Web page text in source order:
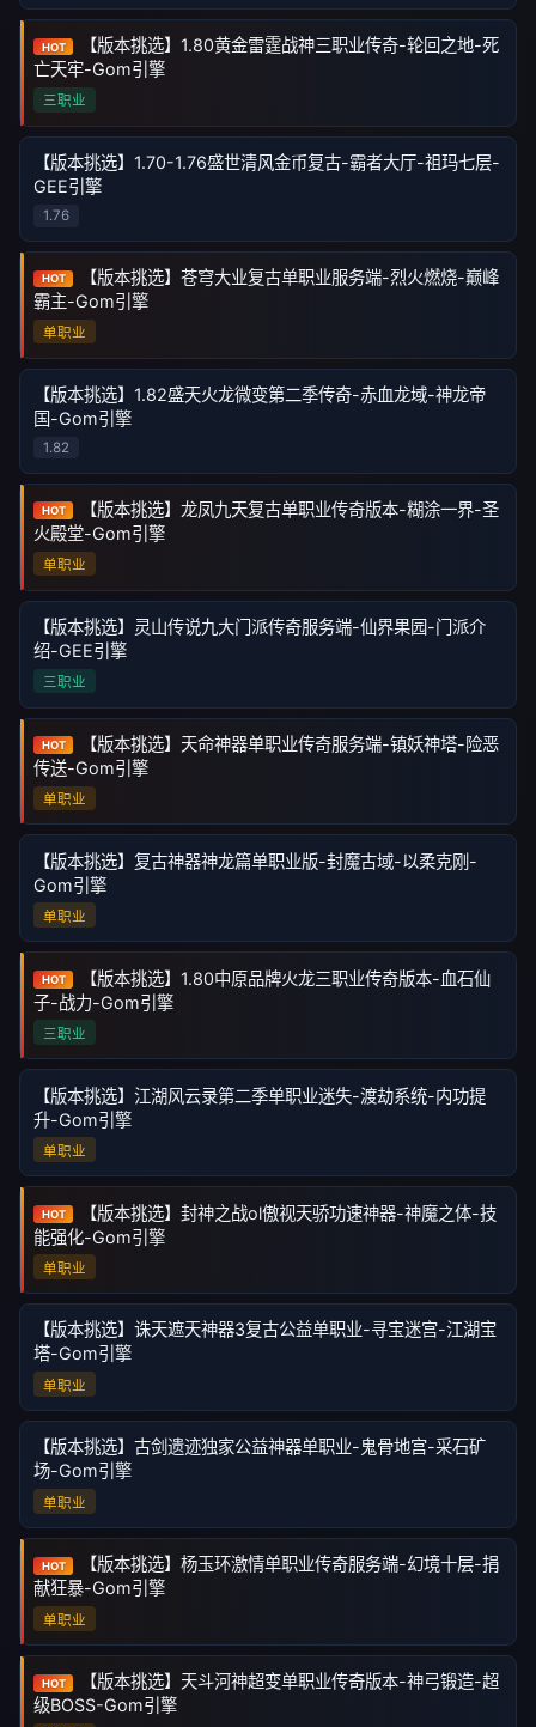
HOT
【版本挑选】1.80黄金雷霆战神三职业传奇-轮回之地-死
亡天牢-Gom引擎
三职业
【版本挑选】1.70-1.76盛世清风金币复古-霸者大厅-祖玛七层-
GEE引擎
1.76
HOT
【版本挑选】苍穹大业复古单职业服务端-烈火燃烧-巅峰
霸主-Gom引擎
单职业
【版本挑选】1.82盛天火龙微变第二季传奇-赤血龙域-神龙帝
国-Gom引擎
1.82
HOT
【版本挑选】龙凤九天复古单职业传奇版本-糊涂一界-圣
火殿堂-Gom引擎
单职业
【版本挑选】灵山传说九大门派传奇服务端-仙界果园-门派介
绍-GEE引擎
三职业
HOT
【版本挑选】天命神器单职业传奇服务端-镇妖神塔-险恶
传送-Gom引擎
单职业
【版本挑选】复古神器神龙篇单职业版-封魔古域-以柔克刚-
Gom引擎
单职业
HOT
【版本挑选】1.80中原品牌火龙三职业传奇版本-血石仙
子-战力-Gom引擎
三职业
【版本挑选】江湖风云录第二季单职业迷失-渡劫系统-内功提
升-Gom引擎
单职业
HOT
【版本挑选】封神之战ol傲视天骄功速神器-神魔之体-技
能强化-Gom引擎
单职业
【版本挑选】诛天遮天神器3复古公益单职业-寻宝迷宫-江湖宝
塔-Gom引擎
单职业
【版本挑选】古剑遗迹独家公益神器单职业-鬼骨地宫-采石矿
场-Gom引擎
单职业
HOT
【版本挑选】杨玉环激情单职业传奇服务端-幻境十层-捐
献狂暴-Gom引擎
单职业
HOT
【版本挑选】天斗河神超变单职业传奇版本-神弓锻造-超
级BOSS-Gom引擎